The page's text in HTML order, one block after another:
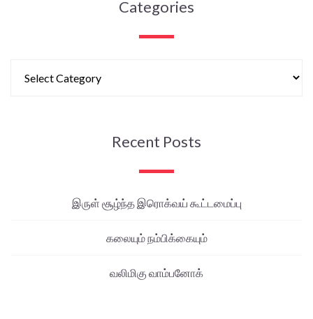
Categories
Recent Posts
இருள் சூழ்ந்த இரொக்வய் கூட்டமைப்பு
கலையும் நம்பிக்கையும்
வலிமிகு வாம்பனோக்